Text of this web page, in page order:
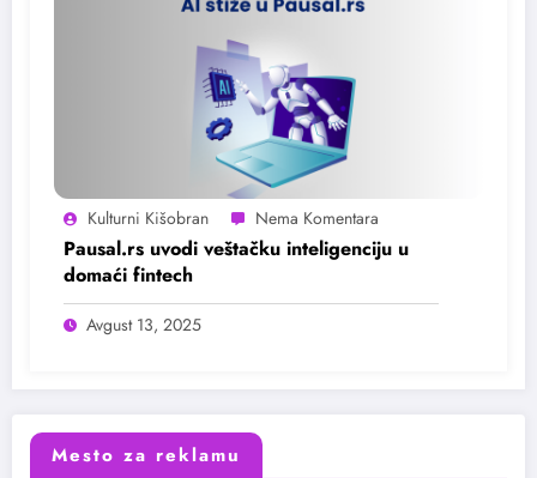
Kulturni Kišobran
Pausal.rs uvodi veštačku inteligenciju u
domaći fintech
Avgust 13, 2025
Mesto za reklamu